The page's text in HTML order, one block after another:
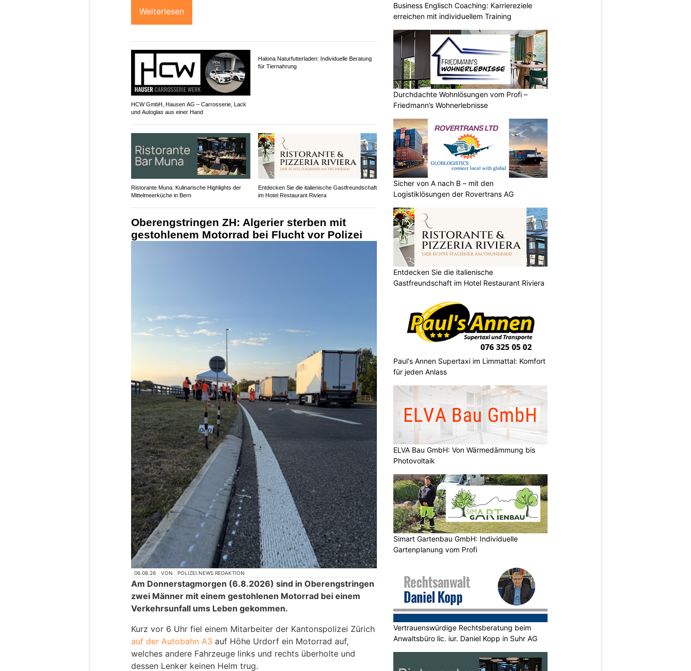
Weiterlesen
HCW GmbH, Hausen AG – Carrosserie, Lack
und Autoglas aus einer Hand
Ristorante Muna: Kulinarische Highlights der
Mittelmeerküche in Bern
Entdecken Sie die italienische Gastfreundschaft
im Hotel Restaurant Riviera
Oberengstringen ZH: Algerier sterben mit
gestohlenem Motorrad bei Flucht vor Polizei
06.08.26 VON POLIZEI.NEWS REDAKTION
Am Donnerstagmorgen (6.8.2026) sind in Oberengstringen
zwei Männer mit einem gestohlenen Motorrad bei einem
Verkehrsunfall ums Leben gekommen.
Kurz vor 6 Uhr fiel einem Mitarbeiter der Kantonspolizei Zürich
auf der Autobahn A3 auf Höhe Urdorf ein Motorrad auf,
welches andere Fahrzeuge links und rechts überholte und
dessen Lenker keinen Helm trug.
Business Englisch Coaching: Karriereziele
erreichen mit individuellem Training
Durchdachte Wohnlösungen vom Profi –
Friedmann’s Wohnerlebnisse
Sicher von A nach B – mit den
Logistiklösungen der Rovertrans AG
Entdecken Sie die italienische
Gastfreundschaft im Hotel Restaurant Riviera
Paul's Annen Supertaxi im Limmattal: Komfort
für jeden Anlass
ELVA Bau GmbH: Von Wärmedämmung bis
Photovoltaik
Simart Gartenbau GmbH: Individuelle
Gartenplanung vom Profi
Vertrauenswürdige Rechtsberatung beim
Anwaltsbüro lic. iur. Daniel Kopp in Suhr AG